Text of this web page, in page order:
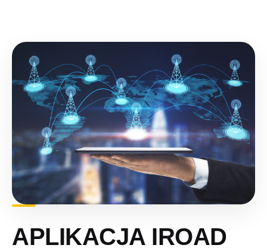
APLIKACJA IROAD